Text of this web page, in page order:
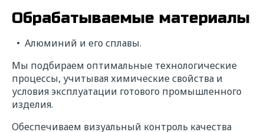
Обрабатываемые материалы
Алюминий и его сплавы.
Мы подбираем оптимальные технологические
процессы, учитывая химические свойства и
условия эксплуатации готового промышленного
изделия.
Обеспечиваем визуальный контроль качества